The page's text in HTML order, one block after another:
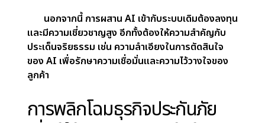
การฉ้อโกงเป็นความท้าทายสำคัญในประกันภัย วิธีเดิม
มักเป็นการตอบสนองหลังเกิดเหตุและมักพลาดการ
ฉ้อโกงที่ซับซ้อน Agentic AI ใช้การเรียนรู้ของเครื่อง
และการรู้จำรูปแบบเพื่อตรวจจับการฉ้อโกงแบบเรียล
ไทม์ สามารถสังเกตรูปแบบที่ผิดปกติหรือความไม่
สอดคล้องระหว่าง Claim ช่วยลดความสูญเสียทางการ
เงิน